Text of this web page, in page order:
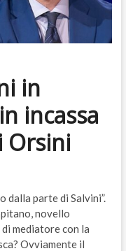
in
incassa
Orsini
dalla parte di Salvini”.
novello
mediatore con la
Ovviamente il